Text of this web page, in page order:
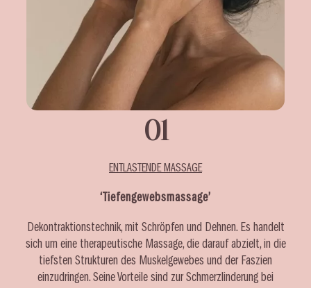
01
ENTLASTENDE MASSAGE
‘Tiefengewebsmassage’
Dekontraktionstechnik, mit Schröpfen und Dehnen. Es handelt
sich um eine therapeutische Massage, die darauf abzielt, in die
tiefsten Strukturen des Muskelgewebes und der Faszien
einzudringen. Seine Vorteile sind zur Schmerzlinderung bei